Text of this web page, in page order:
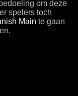
om deze
spelers toch
Main te gaan